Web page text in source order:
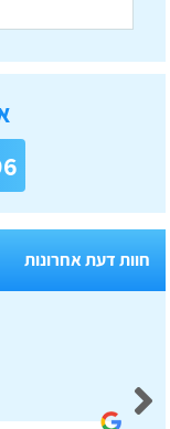
חוות דעת אחרונות